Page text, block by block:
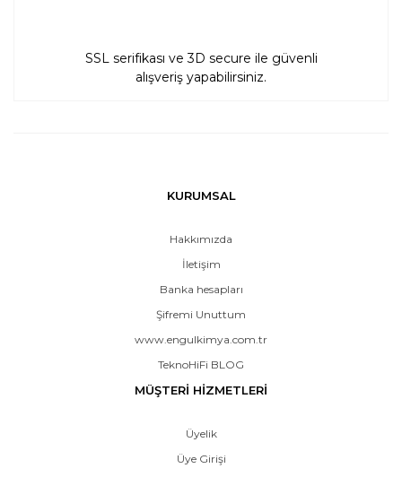
SSL serifikası ve 3D secure ile güvenli
alışveriş yapabilirsiniz.
KURUMSAL
Hakkımızda
İletişim
Banka hesapları
Şifremi Unuttum
www.engulkimya.com.tr
TeknoHiFi BLOG
MÜŞTERİ HİZMETLERİ
Üyelik
Üye Girişi